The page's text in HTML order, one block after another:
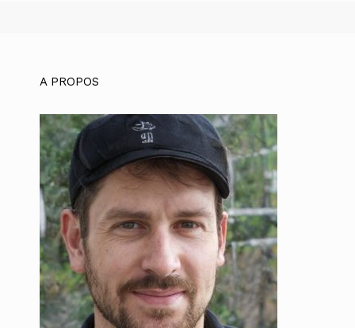
A PROPOS